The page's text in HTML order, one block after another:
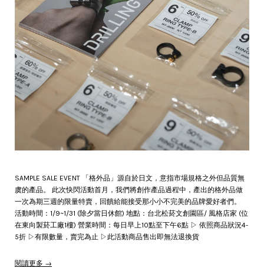
SAMPLE SALE EVENT 「格外品」源自於日文，意指市場規格之外但品質無
虞的產品。 此次快閃活動首月，我們將創作產品過程中，產出的格外品做
一次為期三週的限量特賣，回饋給能接受那小小不完美的品牌愛好者們。
活動時間：1/9~1/31 (除夕當日休館) 地點：台北松菸文創園區/ 風格店家 (位
在東向製菸工廠1樓) 營業時間：每日早上10點至下午6點 ▷ 依照商品狀況4-
5折 ▷有限數量，賣完為止 ▷此活動商品售出即無法退換貨
閱讀更多 →